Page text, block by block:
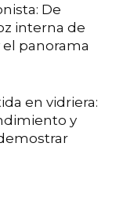
De
interna de
el panorama
en vidriera:
y